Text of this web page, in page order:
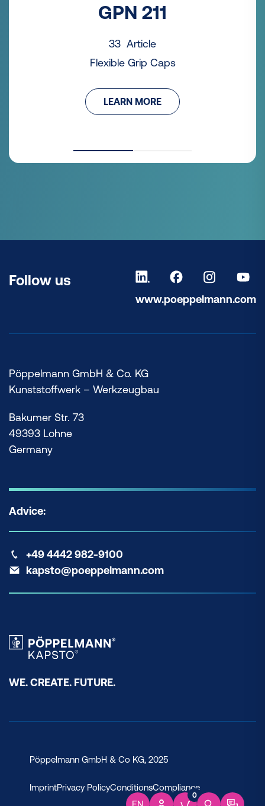
0
GPN 211
33 Article
Flexible Grip Caps
LEARN MORE
Follow us
www.poeppelmann.com
Pöppelmann GmbH & Co. KG
Kunststoffwerk – Werkzeugbau
Bakumer Str. 73
49393 Lohne
Germany
Advice:
+49 4442 982-9100
kapsto@poeppelmann.com
WE. CREATE. FUTURE.
Pöppelmann GmbH & Co KG, 2025
ImprintPrivacy PolicyConditionsCompliance